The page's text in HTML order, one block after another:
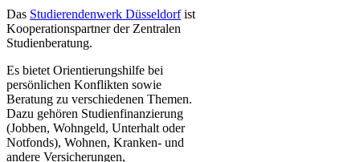
​Das Studierendenwerk Düsseldorfist
Kooperationspartner der Zentralen
Studienberatung. ​​​​​​​​​​​​​​​​​​​​​​​​​​​​​​
Es bietet Orientierungshilfe bei
persönlichen Konflikten sowie
Beratung zu verschiedenen Themen.
Dazu gehören Studienfinanzierung
(Jobben, Wohngeld, Unterhalt oder
Notfonds), Wohnen, Kranken- und
andere Versicherungen,